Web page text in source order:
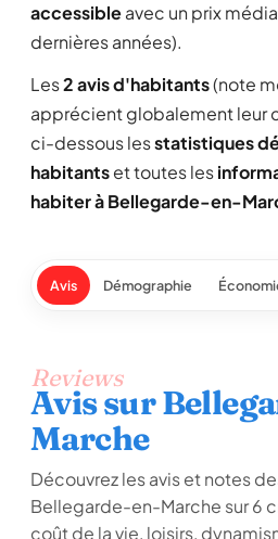
accessibleavec un prix
dernières années).
Les2 avis d'habitants(note
apprécient globalement leur
ci-dessous lesstatistiques
habitantset toutes les
habiter à Bellegarde-en-
Avis Démographie
Reviews
Avis sur
Marche
Découvrez les avis et notes
Bellegarde-en-Marche sur 6
coût de la vie, loisirs,